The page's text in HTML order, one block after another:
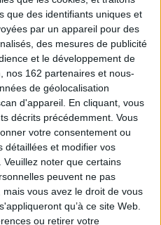
que des identifiants uniques et
par un appareil pour des
des mesures de publicité
et le développement de
nos 162 partenaires et nous-
de géolocalisation
d'appareil. En cliquant, vous
décrits précédemment. Vous
votre consentement ou
détaillées et modifier vos
Veuillez noter que certains
peuvent ne pas
vous avez le droit de vous
qu’à ce site Web.
ou retirer votre
Druvert
Languereau
un papillon, Tom découvre au fond de
une jungle luxuriante remplie de
d'oiseaux colorés et de
Un album avec des découpes
©Electre 2026
Disponible chez l'éditeur
AJOUTER AU PANIER
d'or
Florence Lemasson
des Grandes personnes
Midas se concrétise et il peut